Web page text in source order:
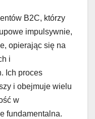
B2C, którzy
impulsywnie,
opierając się na
i
Ich proces
i obejmuje wielu
w
fundamentalna.